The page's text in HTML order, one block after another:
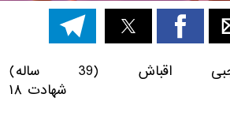
فرشته رجبی اقباش (39 ساله)
قزوین شهادت ۱۸